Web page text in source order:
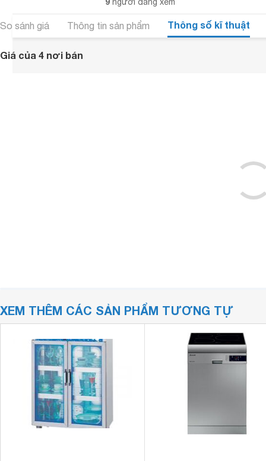
So sánh giá Thông tin sản phẩm Thông số kĩ thuật
Giá của 4 nơi bán
XEM THÊM CÁC SẢN PHẨM TƯƠNG TỰ